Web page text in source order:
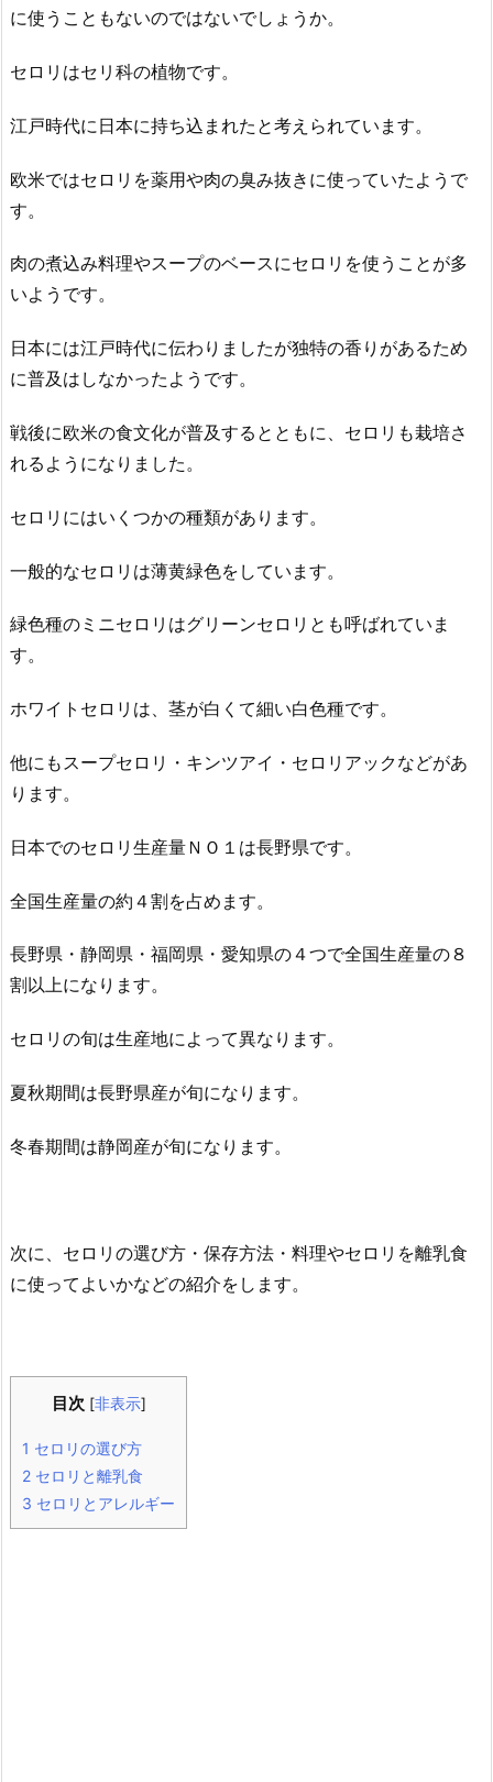
に使うこともないのではないでしょうか。
セロリはセリ科の植物です。
江戸時代に日本に持ち込まれたと考えられています。
欧米ではセロリを薬用や肉の臭み抜きに使っていたようで
す。
肉の煮込み料理やスープのベースにセロリを使うことが多
いようです。
日本には江戸時代に伝わりましたが独特の香りがあるため
に普及はしなかったようです。
戦後に欧米の食文化が普及するとともに、セロリも栽培さ
れるようになりました。
セロリにはいくつかの種類があります。
一般的なセロリは薄黄緑色をしています。
緑色種のミニセロリはグリーンセロリとも呼ばれていま
す。
ホワイトセロリは、茎が白くて細い白色種です。
他にもスープセロリ・キンツアイ・セロリアックなどがあ
ります。
日本でのセロリ生産量ＮＯ１は長野県です。
全国生産量の約４割を占めます。
長野県・静岡県・福岡県・愛知県の４つで全国生産量の８
割以上になります。
セロリの旬は生産地によって異なります。
夏秋期間は長野県産が旬になります。
冬春期間は静岡産が旬になります。
次に、セロリの選び方・保存方法・料理やセロリを離乳食
に使ってよいかなどの紹介をします。
目次 [非表示]
1 セロリの選び方
2 セロリと離乳食
3 セロリとアレルギー